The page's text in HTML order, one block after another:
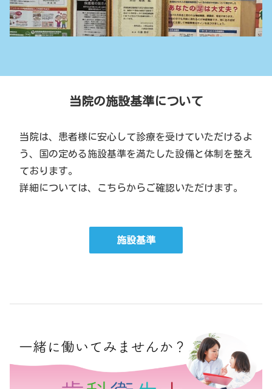
当院の施設基準について
当院は、患者様に安心して診療を受けていただけるよ
う、国の定める施設基準を満たした設備と体制を整え
ております。
詳細については、こちらからご確認いただけます。
施設基準